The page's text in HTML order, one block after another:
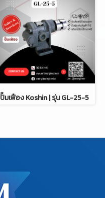
ปั๊มเฟือง Koshin | รุ่น GL-25-5